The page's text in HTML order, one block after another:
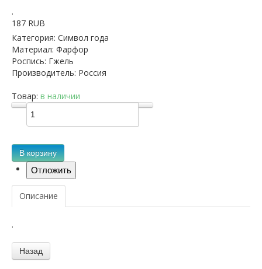
.
187 RUB
Категория: Символ года
Материал: Фарфор
Роспись: Гжель
Производитель: Россия
Товар: в наличии
В корзину
Описание
.